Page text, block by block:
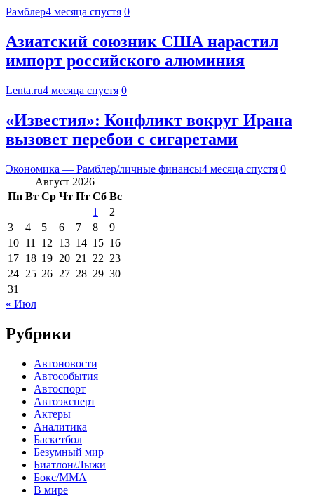
Рамблер4 месяца спустя 0
Азиатский союзник США нарастил
импорт российского алюминия
Lenta.ru4 месяца спустя 0
«Известия»: Конфликт вокруг Ирана
вызовет перебои с сигаретами
Экономика — Рамблер/личные финансы4 месяца спустя 0
Август 2026
Пн Вт Ср Чт Пт Сб Вс
1
2
3
4 5 6 7 8
9
10 11 12 13 14 15 16
17 18 19 20 21 22 23
24 25 26 27 28 29 30
31
« Июл
Рубрики
Автоновости
Автособытия
Автоспорт
Автоэксперт
Актеры
Аналитика
Баскетбол
Безумный мир
Биатлон/Лыжи
Бокс/MMA
В мире